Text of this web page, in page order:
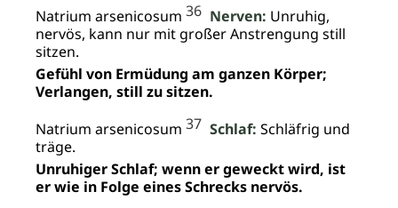
Natrium arsenicosum 36 Nerven: Unruhig,
nervös, kann nur mit großer Anstrengung still
sitzen.
Gefühl von Ermüdung am ganzen Körper;
Verlangen, still zu sitzen.
Natrium arsenicosum 37 Schlaf: Schläfrig und
träge.
Unruhiger Schlaf; wenn er geweckt wird, ist
er wie in Folge eines Schrecks nervös.